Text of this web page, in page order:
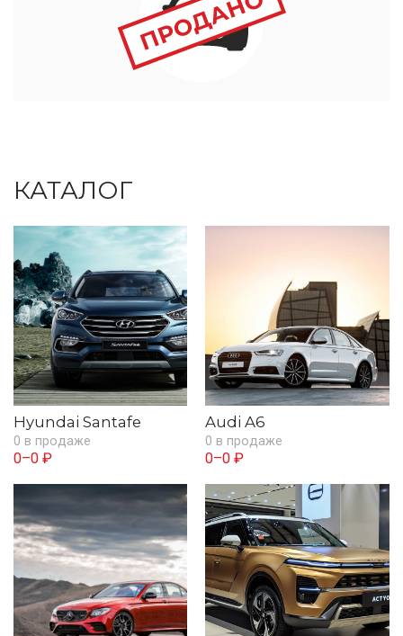
КАТАЛОГ
Hyundai Santafe
0 в продаже
0–0 ₽
Audi A6
0 в продаже
0–0 ₽